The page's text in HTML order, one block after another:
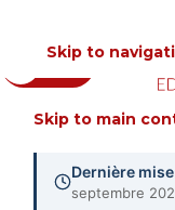
Skip to
Skip to main
MENU
Dernière
septembre